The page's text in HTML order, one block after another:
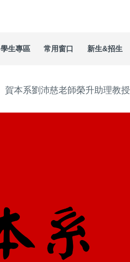
學生專區 常用窗口 新生&招生
賀本系劉沛慈老師榮升助理教授